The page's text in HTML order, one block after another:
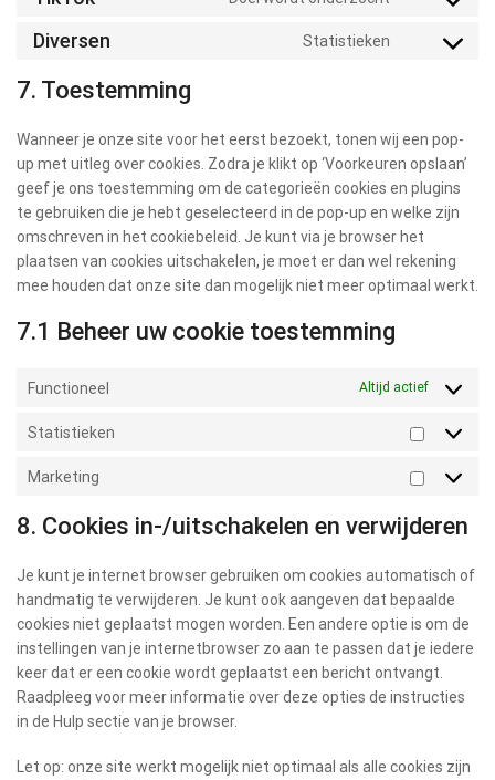
Diversen Statistieken
7. Toestemming
Wanneer je onze site voor het eerst bezoekt, tonen wij een pop-
up met uitleg over cookies. Zodra je klikt op ‘Voorkeuren opslaan’
geef je ons toestemming om de categorieën cookies en plugins
te gebruiken die je hebt geselecteerd in de pop-up en welke zijn
omschreven in het cookiebeleid. Je kunt via je browser het
plaatsen van cookies uitschakelen, je moet er dan wel rekening
mee houden dat onze site dan mogelijk niet meer optimaal werkt.
7.1 Beheer uw cookie toestemming
Functioneel Altijd actief
Statistieken
Marketing
8. Cookies in-/uitschakelen en verwijderen
Je kunt je internet browser gebruiken om cookies automatisch of
handmatig te verwijderen. Je kunt ook aangeven dat bepaalde
cookies niet geplaatst mogen worden. Een andere optie is om de
instellingen van je internetbrowser zo aan te passen dat je iedere
keer dat er een cookie wordt geplaatst een bericht ontvangt.
Raadpleeg voor meer informatie over deze opties de instructies
in de Hulp sectie van je browser.
Let op: onze site werkt mogelijk niet optimaal als alle cookies zijn